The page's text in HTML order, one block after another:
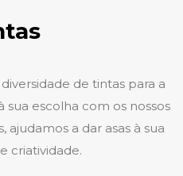
de tintas para a
sua escolha com os nossos
ajudamos a dar asas à sua
criatividade.